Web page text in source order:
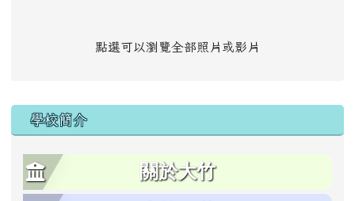
點選可以瀏覽全部照片或影片
學校簡介
關於大竹